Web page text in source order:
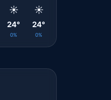
☀️
24°
0%
☀️
24°
0%